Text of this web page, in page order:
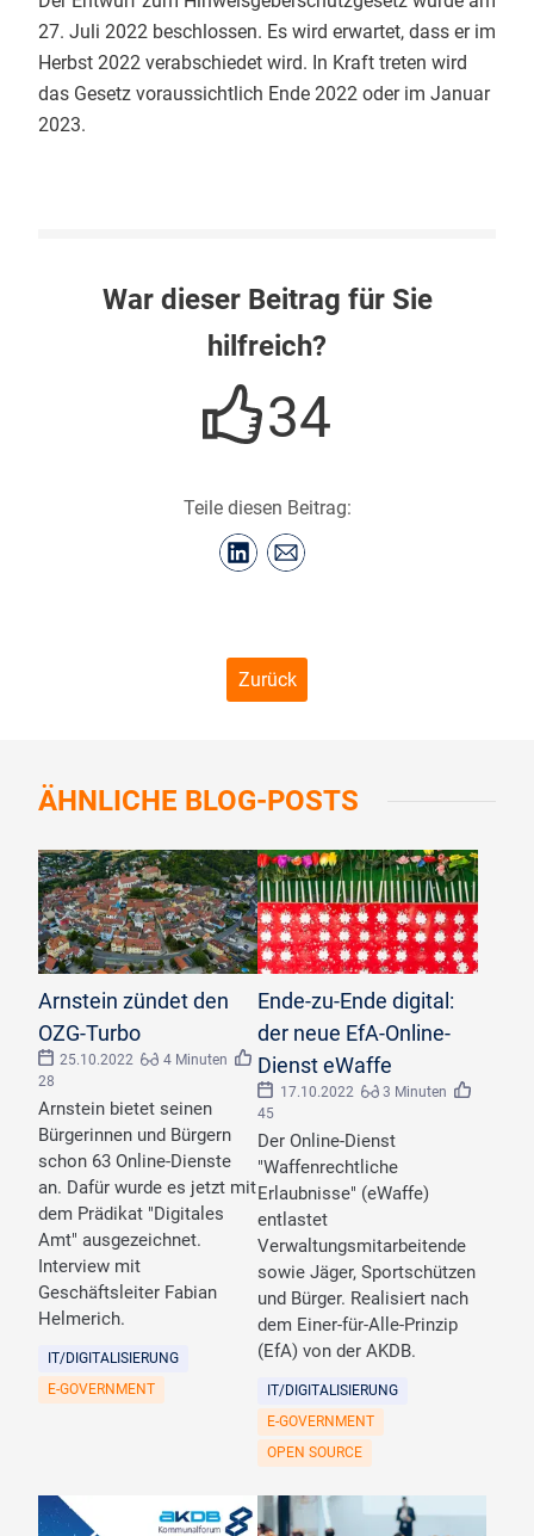
27. Juli 2022 beschlossen. Es wird erwartet, dass er im
Herbst 2022 verabschiedet wird. In Kraft treten wird
das Gesetz voraussichtlich Ende 2022 oder im Januar
2023.
War dieser Beitrag für Sie
hilfreich?
34
Teile diesen Beitrag:
Zurück
ÄHNLICHE BLOG-POSTS
Arnstein zündet den
OZG-Turbo
25.10.2022
4 Minuten
28
Arnstein bietet seinen
Bürgerinnen und Bürgern
schon 63 Online-Dienste
an. Dafür wurde es jetzt mit
dem Prädikat "Digitales
Amt" ausgezeichnet.
Interview mit
Geschäftsleiter Fabian
Helmerich.
IT/DIGITALISIERUNG
E-GOVERNMENT
Ende-zu-Ende digital:
der neue EfA-Online-
Dienst eWaffe
17.10.2022
3 Minuten
45
Der Online-Dienst
"Waffenrechtliche
Erlaubnisse" (eWaffe)
entlastet
Verwaltungsmitarbeitende
sowie Jäger, Sportschützen
und Bürger. Realisiert nach
dem Einer-für-Alle-Prinzip
(EfA) von der AKDB.
IT/DIGITALISIERUNG
E-GOVERNMENT
OPEN SOURCE